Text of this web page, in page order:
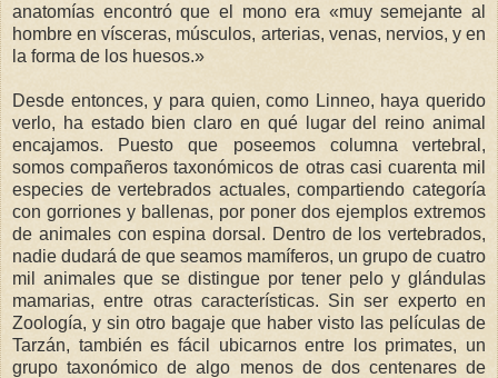
anatomías encontró que el mono era «muy semejante al
hombre en vísceras, músculos, arterias, venas, nervios, y en
la forma de los huesos.»
Desde entonces, y para quien, como Linneo, haya querido
verlo, ha estado bien claro en qué lugar del reino animal
encajamos. Puesto que poseemos columna vertebral,
somos compañeros taxonómicos de otras casi cuarenta mil
especies de vertebrados actuales, compartiendo categoría
con gorriones y ballenas, por poner dos ejemplos extremos
de animales con espina dorsal. Dentro de los vertebrados,
nadie dudará de que seamos mamíferos, un grupo de cuatro
mil animales que se distingue por tener pelo y glándulas
mamarias, entre otras características. Sin ser experto en
Zoología, y sin otro bagaje que haber visto las películas de
Tarzán, también es fácil ubicarnos entre los primates, un
grupo taxonómico de algo menos de dos centenares de